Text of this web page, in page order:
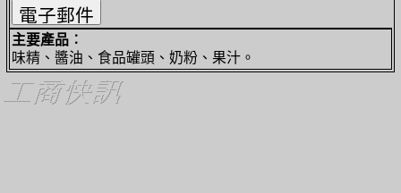
主要產品︰
味精、醬油、食品罐頭、奶粉、果汁。